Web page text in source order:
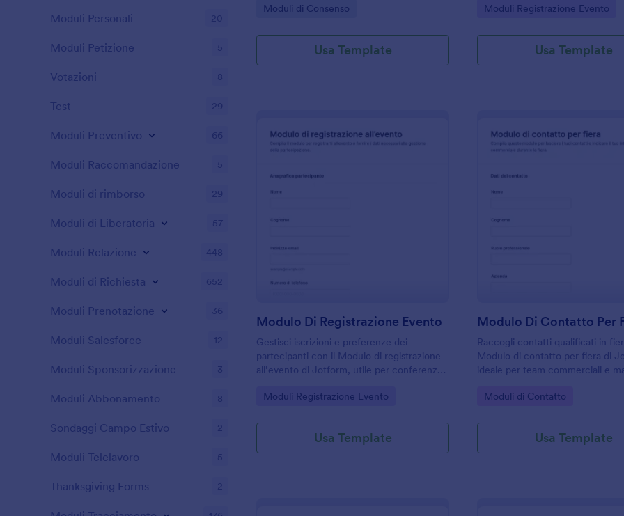
attività ed eventi con Jotform e raccolta
Go to Category:
Moduli di Consenso
Usa Template
per organizzatori, aziende e
Go to Category:
Moduli Registrazione Evento
Usa Template
: Modulo Di Registrazione Evento
Modulo Di Registrazione Evento
Gestisci iscrizioni e preferenze dei
partecipanti con il Modulo di registrazione
all’evento di Jotform, utile per conferenze,
dati e invii del modulo sempre ordinati.
Go to Category:
Moduli Registrazione Evento
Usa Template
Modulo Di Contatto Per
Raccogli contatti qualificati in
Modulo di contatto per fiera di
ideale per team commerciali e
gestire le risposte dopo eventi e
Go to Category:
Moduli di Contatto
Usa Template
Moduli Personali 20
Moduli Petizione 5
Votazioni 8
Test 29
Moduli Preventivo 66
Moduli Raccomandazione 5
Moduli di rimborso 29
Moduli di Liberatoria 57
Moduli Relazione 448
Moduli di Richiesta 652
Moduli Prenotazione 36
Moduli Salesforce 12
Moduli Sponsorizzazione 3
Moduli Abbonamento 8
Sondaggi Campo Estivo 2
Moduli Telelavoro 5
Thanksgiving Forms 2